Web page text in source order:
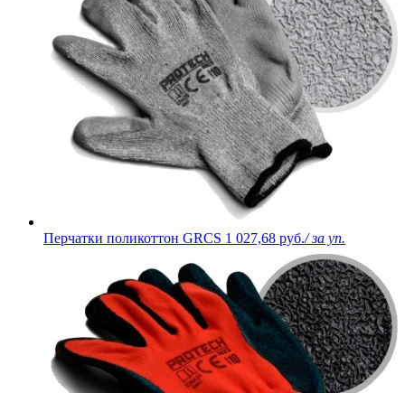
Перчатки поликоттон GRCS 1 027,68 руб./ за уп.